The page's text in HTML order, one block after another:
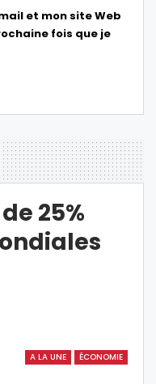
et mon site Web
fois que je
25%
A LA UNE ÉCONOMIE